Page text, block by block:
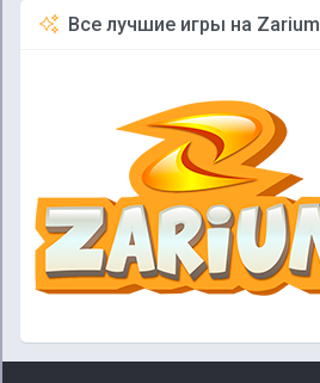
Все лучшие игры на Zarium